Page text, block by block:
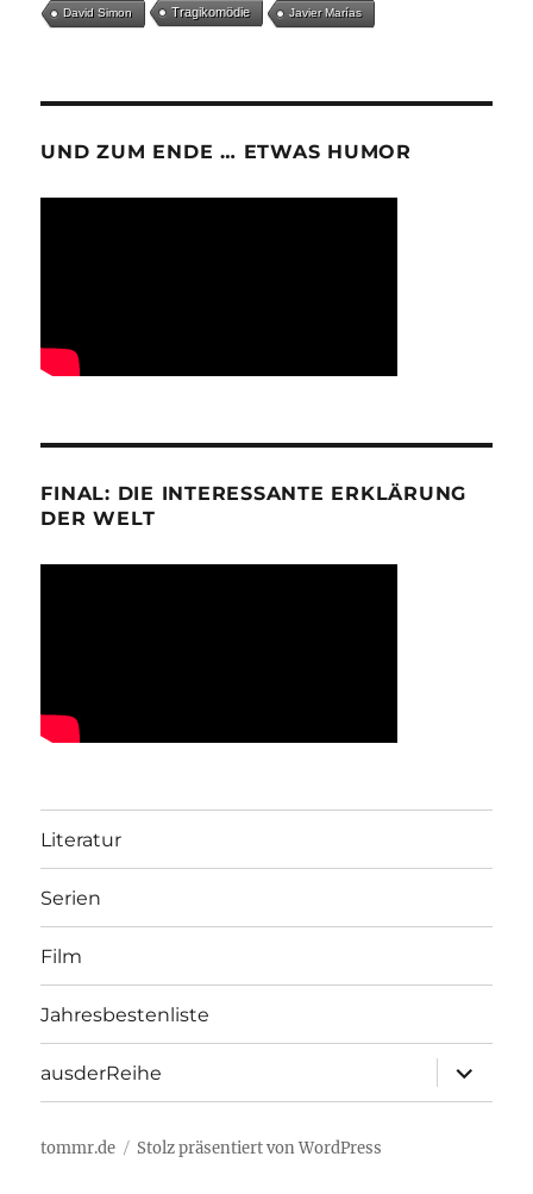
David Simon Tragikomödie Javier Marías
UND ZUM ENDE … ETWAS HUMOR
FINAL: DIE INTERESSANTE ERKLÄRUNG
DER WELT
Literatur
Serien
Film
Jahresbestenliste
ausderReihe
öffnen
tommr.de Stolz präsentiert von WordPress